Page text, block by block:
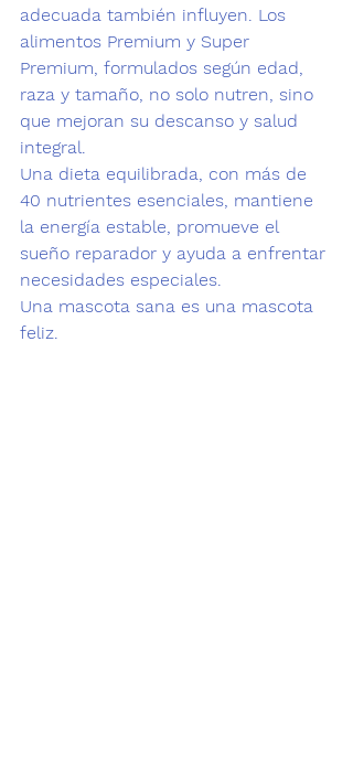
adecuada también influyen. Los
alimentos Premium y Super
Premium, formulados según edad,
raza y tamaño, no solo nutren, sino
que mejoran su descanso y salud
integral.
Una dieta equilibrada, con más de
40 nutrientes esenciales, mantiene
la energía estable, promueve el
sueño reparador y ayuda a enfrentar
necesidades especiales.
Una mascota sana es una mascota
feliz.